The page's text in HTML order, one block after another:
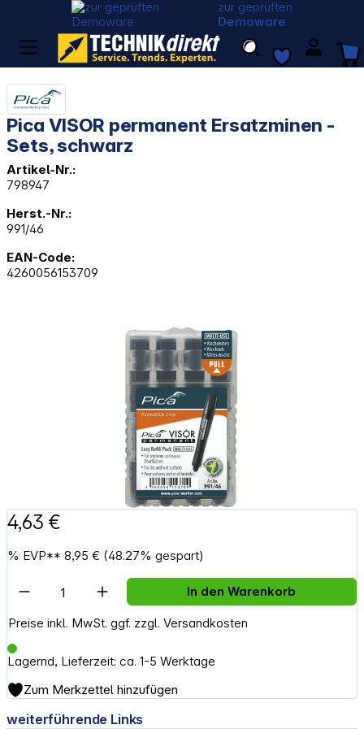
zur geprüften
Demoware
Pica VISOR permanent Ersatzminen -
Sets, schwarz
Artikel-Nr.:
798947
Herst.-Nr.:
991/46
EAN-Code:
4260056153709
Bildergalerie überspringen
4,63 €
% EVP**8,95 € (48.27% gespart)
Preise inkl. MwSt. ggf. zzgl. Versandkosten
Lagernd, Lieferzeit: ca. 1-5 Werktage
Artikel Anzahl: Gib den gewünschten
In den Warenkorb
Zum Merkzettel hinzufügen
weiterführende Links